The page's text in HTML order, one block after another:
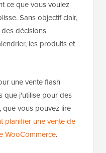
ce que vous voulez
Sans objectif clair,
décisions
les produits et
une vente flash
que j'utilise pour des
vous pouvez lire
planifier une vente de
WooCommerce.